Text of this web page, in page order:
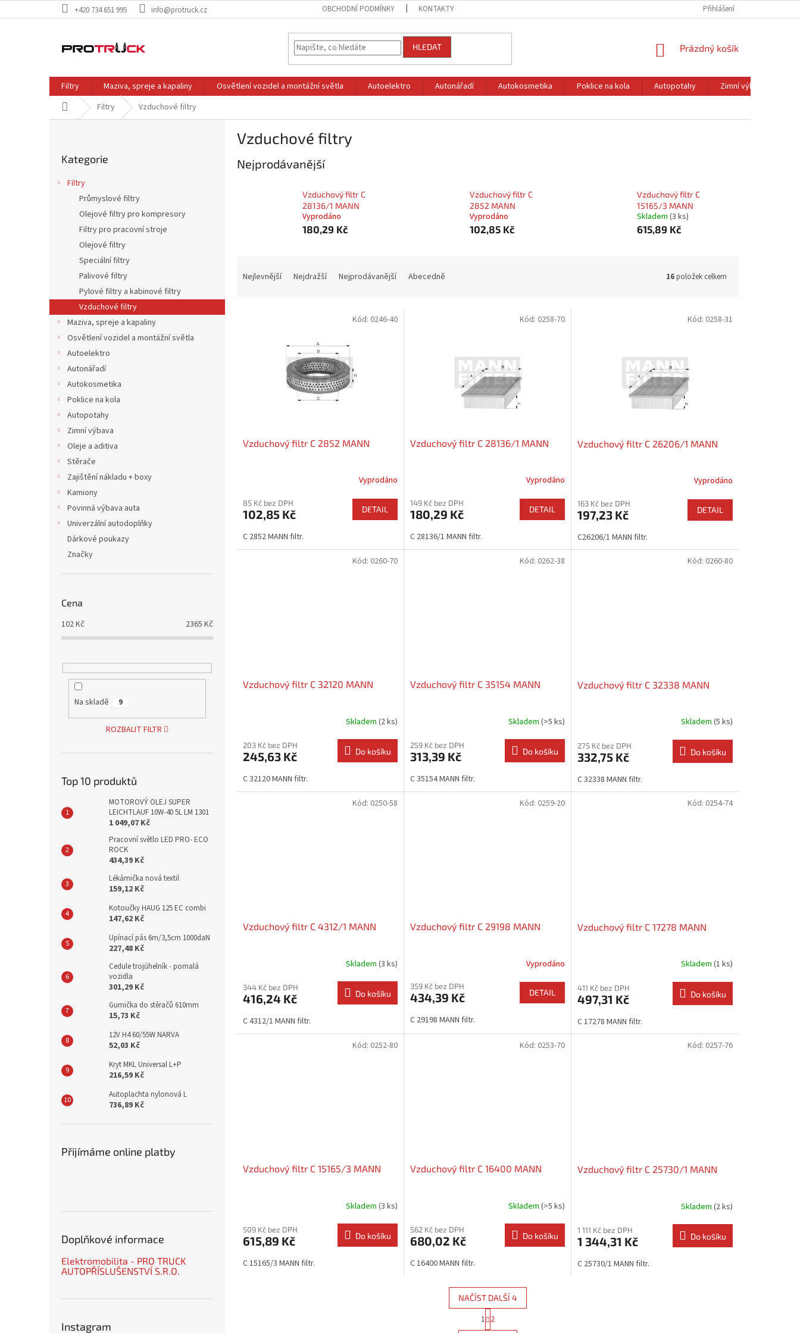
na
+420 734 651 995 info@protruck.cz OBCHODNÍ PODMÍNKY KONTAKTY Přihlášení
HLEDAT
NÁKUPNÍ
Prázdný košík
Filtry Maziva, spreje a kapaliny Osvětlení vozidel a montážní světla Autoelektro Autonářadí Autokosmetika Poklice na kola Autopotahy Zimní výbava
Domů Filtry Vzduchové filtry
l
kategorie
Kategorie
Filtry
Průmyslové filtry
Olejové filtry pro kompresory
Filtry pro pracovní stroje
Olejové filtry
Speciální filtry
Palivové filtry
Pylové filtry a kabinové filtry
Vzduchové filtry
Maziva, spreje a kapaliny
Osvětlení vozidel a montážní světla
Autoelektro
Autonářadí
Autokosmetika
Poklice na kola
Autopotahy
Zimní výbava
Oleje a aditiva
Stěrače
Zajištění nákladu + boxy
Kamiony
Povinná výbava auta
Univerzální autodoplňky
Dárkové poukazy
Značky
Cena
102Kč 2365 Kč
Na skladě 9
ROZBALIT FILTR
Top 10 produktů
MOTOROVÝ OLEJ SUPER
LEICHTLAUF 10W-40 5L LM 1301
1 049,07 Kč
Pracovní světlo LED PRO- ECO
ROCK
434,39 Kč
Lékárnička nová textil
159,12 Kč
Kotoučky HAUG 125 EC combi
147,62 Kč
Upínací pás 6m/3,5cm 1000daN
227,48 Kč
Cedule trojúhelník - pomalá
vozidla
301,29 Kč
Gumička do stěračů 610mm
15,73 Kč
12V H4 60/55W NARVA
52,03 Kč
Kryt MKL Universal L+P
216,59 Kč
Autoplachta nylonová L
736,89 Kč
Přijímáme online platby
Doplňkové informace
Elektromobilita - PRO TRUCK
AUTOPŘÍSLUŠENSTVÍ S.R.O.
Instagram
Vzduchové filtry
Nejprodávanější
Vzduchový filtr C
28136/1 MANN
Vyprodáno
180,29 Kč
Vzduchový filtr C
2852 MANN
Vyprodáno
102,85 Kč
Vzduchový filtr C
15165/3 MANN
Skladem (3 ks)
615,89 Kč
Nejlevnější Nejdražší Nejprodávanější Abecedně 16položek celkem
Vzduchový filtr C 2852 MANN
Vyprodáno
85 Kč bez DPH
102,85 Kč DETAIL
C 2852 MANN filtr.
Kód: 0246-40
Vzduchový filtr C 28136/1 MANN
Vyprodáno
149 Kč bez DPH
180,29 Kč DETAIL
C 28136/1 MANN filtr.
Kód: 0258-70
Vzduchový filtr C 26206/1 MANN
Vyprodáno
163 Kč bez DPH
197,23 Kč DETAIL
C26206/1 MANN filtr.
Kód: 0258-31
Vzduchový filtr C 32120 MANN
Skladem (2 ks)
203 Kč bez DPH
245,63 Kč Do košíku
C 32120 MANN filtr.
Kód: 0260-70
Vzduchový filtr C 35154 MANN
Skladem (>5 ks)
259 Kč bez DPH
313,39 Kč Do košíku
C 35154 MANN filtr.
Kód: 0262-38
Vzduchový filtr C 32338 MANN
Skladem (5 ks)
275 Kč bez DPH
332,75 Kč Do košíku
C 32338 MANN filtr.
Kód: 0260-80
Vzduchový filtr C 4312/1 MANN
Skladem (3 ks)
344 Kč bez DPH
416,24 Kč Do košíku
C 4312/1 MANN filtr.
Kód: 0250-58
Vzduchový filtr C 29198 MANN
Vyprodáno
359 Kč bez DPH
434,39 Kč DETAIL
C 29198 MANN filtr.
Kód: 0259-20
Vzduchový filtr C 17278 MANN
Skladem (1 ks)
411 Kč bez DPH
497,31 Kč Do košíku
C 17278 MANN filtr.
Kód: 0254-74
Vzduchový filtr C 15165/3 MANN
Skladem (3 ks)
509 Kč bez DPH
615,89 Kč Do košíku
C 15165/3 MANN filtr.
Kód: 0252-80
Vzduchový filtr C 16400 MANN
Skladem (>5 ks)
562 Kč bez DPH
680,02 Kč Do košíku
C 16400 MANN filtr.
Kód: 0253-70
Vzduchový filtr C 25730/1 MANN
Skladem (2 ks)
1 111 Kč bez DPH
1 344,31 Kč Do košíku
C 25730/1 MANN filtr.
Kód: 0257-76
O
NAČÍST DALŠÍ 4
t
1 2